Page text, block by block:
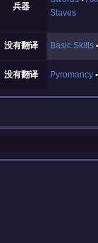
兵器
Staves
没有翻译 Basic Skills
没有翻译 Pyromancy